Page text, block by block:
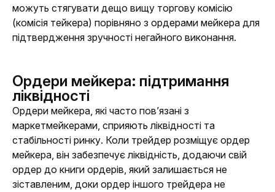
можуть стягувати дещо вищу торгову комісію
(комісія тейкера) порівняно з ордерами мейкера для
підтвердження зручності негайного виконання.
Ордери мейкера: підтримання
ліквідності
Ордери мейкера, які часто пов’язані з
маркетмейкерами, сприяють ліквідності та
стабільності ринку. Коли трейдер розміщує ордер
мейкера, він забезпечує ліквідність, додаючи свій
ордер до книги ордерів, який залишається не
зіставленим, доки ордер іншого трейдера не